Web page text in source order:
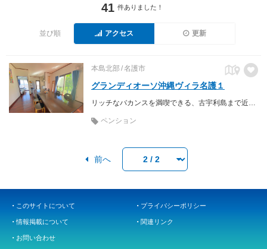
41 件ありました！
並び順 アクセス 更新
本島北部 名護市
グランディオーソ沖縄ヴィラ名護１
ペンション
前へ
このサイトについて プライバシーポリシー
情報掲載について 関連リンク
お問い合わせ